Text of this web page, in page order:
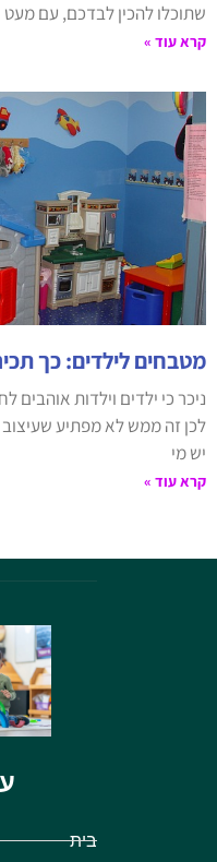
שתוכלו להכין לבדכם, עם מעט
קרא עוד »
מטבחים לילדים: כך
ניכר כי ילדים וילדות
לכן זה ממש לא מפתיע
יש מי
קרא עוד »
בית